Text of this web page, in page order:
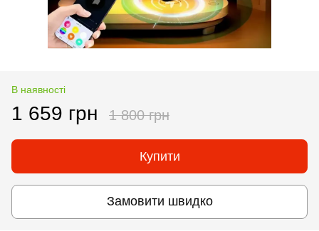
В наявності
1 659 грн 1 800 грн
Купити
Замовити швидко